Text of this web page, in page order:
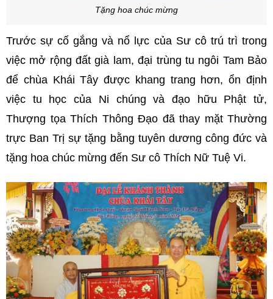
Tặng hoa chúc mừng
Trước sự cố gắng và nổ lực của Sư cô trú trì trong
việc mở rộng đất già lam, đại trùng tu ngôi Tam Bảo
để chùa Khái Tây được khang trang hơn, ổn định
việc tu học của Ni chúng và đạo hữu Phật tử,
Thượng tọa Thích Thông Đạo đã thay mặt Thường
trực Ban Trị sự tặng bằng tuyên dương công đức và
tặng hoa chúc mừng đến Sư cô Thích Nữ Tuệ Vi.